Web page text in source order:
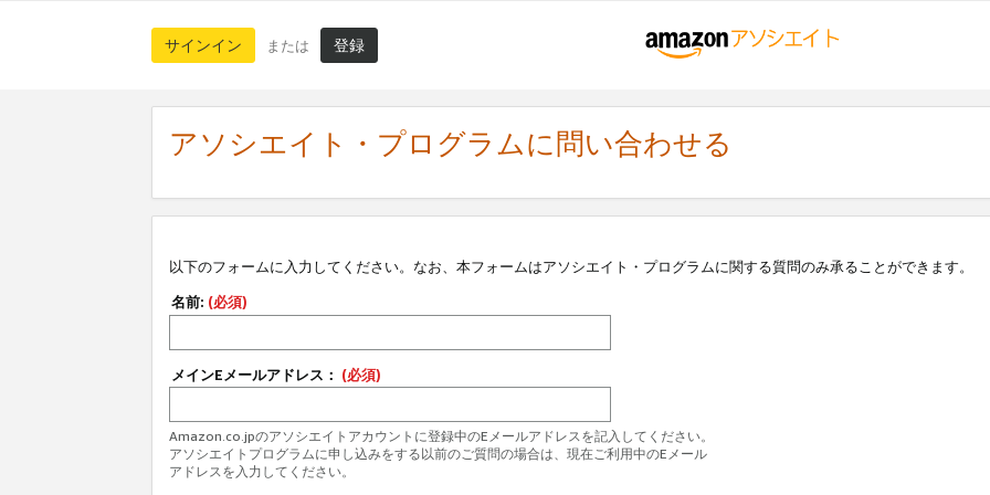
サインイン または 登録
アソシエイト・プログラムに問い合わせる
以下のフォームに入力してください。なお、本フォームはアソシエイト・プログラムに関する質問のみ承ることができます。
名前: (必須)
メインEメールアドレス： (必須)
Amazon.co.jpのアソシエイトアカウントに登録中のEメールアドレスを記入してください。
アソシエイトプログラムに申し込みをする以前のご質問の場合は、現在ご利用中のEメール
アドレスを入力してください。